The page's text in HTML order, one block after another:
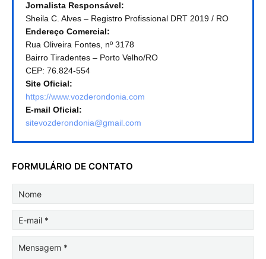
Jornalista Responsável:
Sheila C. Alves – Registro Profissional DRT 2019 / RO
Endereço Comercial:
Rua Oliveira Fontes, nº 3178
Bairro Tiradentes – Porto Velho/RO
CEP: 76.824-554
Site Oficial:
https://www.vozderondonia.com
E-mail Oficial:
sitevozderondonia@gmail.com
FORMULÁRIO DE CONTATO